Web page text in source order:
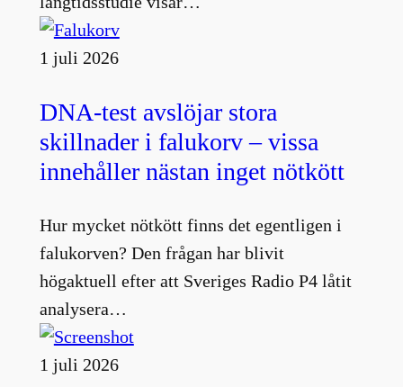
1 juli 2026
DNA-test avslöjar stora
skillnader i falukorv – vissa
innehåller nästan inget nötkött
Hur mycket nötkött finns det egentligen i
falukorven? Den frågan har blivit
högaktuell efter att Sveriges Radio P4 låtit
analysera…
1 juli 2026